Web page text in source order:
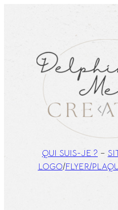
QUI SUIS-JE ? –
LOGO/FLYER/